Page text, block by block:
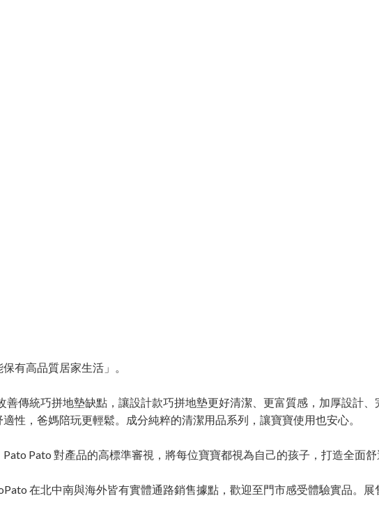
有高品質居家生活」。
善傳統巧拼地墊缺點，讓設計款巧拼地墊更好清潔、更富質感，加厚設計、
性，爸媽陪玩更輕鬆。成分純粹的清潔用品系列，讓寶寶使用也安心。
Pato 對產品的高標準審視，將每位寶寶都視為自己的孩子，打造全面舒
在北中南與海外皆有實體通路銷售據點，歡迎至門市感受體驗實品。